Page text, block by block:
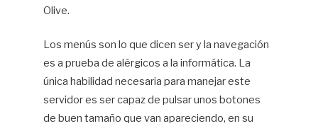
Olive.
Los menús son lo que dicen ser y la navegación
es a prueba de alérgicos a la informática. La
única habilidad necesaria para manejar este
servidor es ser capaz de pulsar unos botones
de buen tamaño que van apareciendo, en su